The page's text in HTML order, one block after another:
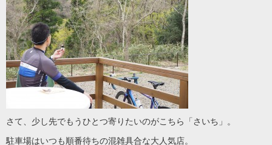
さて、少し先でもうひとつ寄りたいのがこちら「さいち」。
駐車場はいつも順番待ちの混雑具合な大人気店。